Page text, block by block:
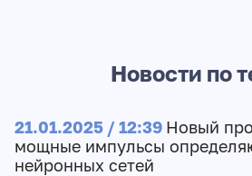
Новости по
21.01.2025 / 12:39 Новый
мощные импульсы
нейронных сетей